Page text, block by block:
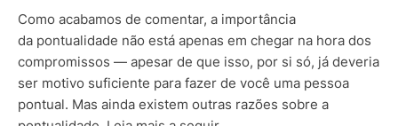
Como acabamos de comentar, a importância
da pontualidade não está apenas em chegar na hora dos
compromissos — apesar de que isso, por si só, já deveria
ser motivo suficiente para fazer de você uma pessoa
pontual. Mas ainda existem outras razões sobre a